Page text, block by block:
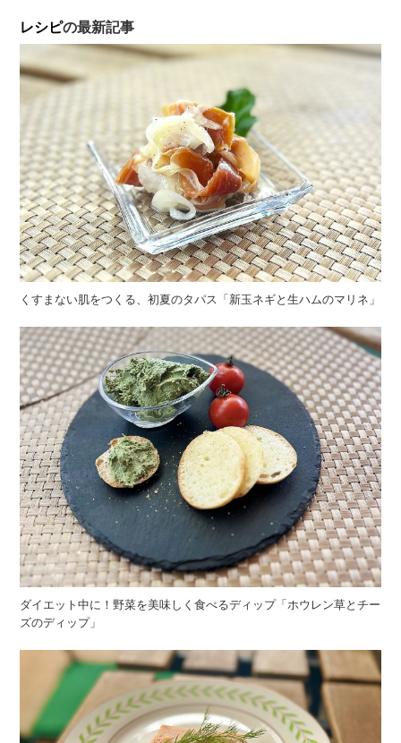
レシピの最新記事
くすまない肌をつくる、初夏のタパス「新玉ネギと生ハムのマリネ」
ダイエット中に！野菜を美味しく食べるディップ「ホウレン草とチー
ズのディップ」